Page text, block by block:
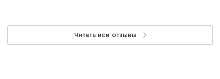
Читать все отзывы